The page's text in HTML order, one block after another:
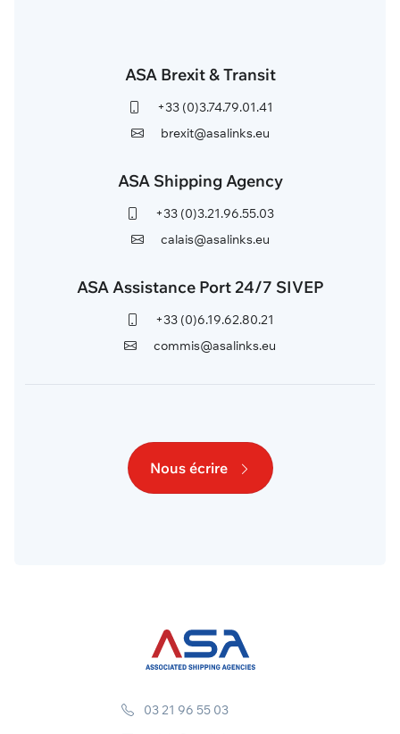
ASA Brexit & Transit
+33 (0)3.74.79.01.41
brexit@asalinks.eu
ASA Shipping Agency
+33 (0)3.21.96.55.03
calais@asalinks.eu
ASA Assistance Port 24/7 SIVEP
+33 (0)6.19.62.80.21
commis@asalinks.eu
Nous écrire
03 21 96 55 03